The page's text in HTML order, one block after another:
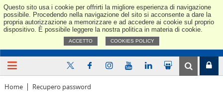
Questo sito usa i cookie per offrirti la migliore esperienza di navigazione
possibile. Procedendo nella navigazione del sito si acconsente a dare la
propria autorizzazione a memorizzare e ad accedere ai cookie sul proprio
dispositivo. È possibile leggere la nostra politica in materia di cookie.
ACCETTO COOKIES POLICY
Home Recupero password